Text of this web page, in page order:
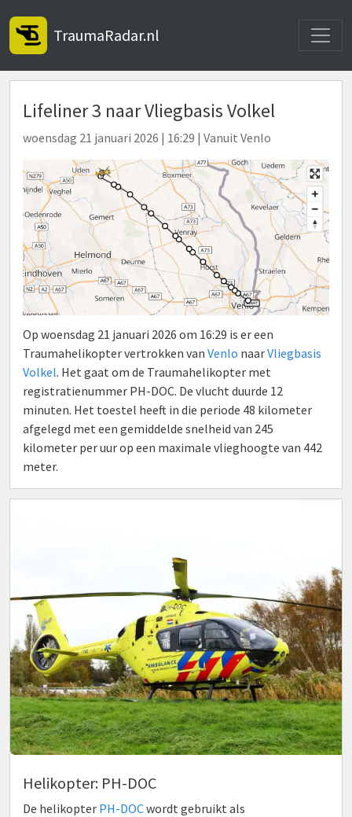
TraumaRadar.nl
Lifeliner 3 naar Vliegbasis Volkel
woensdag 21 januari 2026 | 16:29 | Vanuit Venlo
Op woensdag 21 januari 2026 om 16:29 is er een
Traumahelikopter vertrokken van Venlo naarVliegbasis
Volkel. Het gaat om de Traumahelikopter met
registratienummer PH-DOC. De vlucht duurde 12
minuten. Het toestel heeft in die periode 48 kilometer
afgelegd met een gemiddelde snelheid van 245
kilometer per uur op een maximale vlieghoogte van 442
meter.
Helikopter: PH-DOC
De helikopter PH-DOCwordt gebruikt als